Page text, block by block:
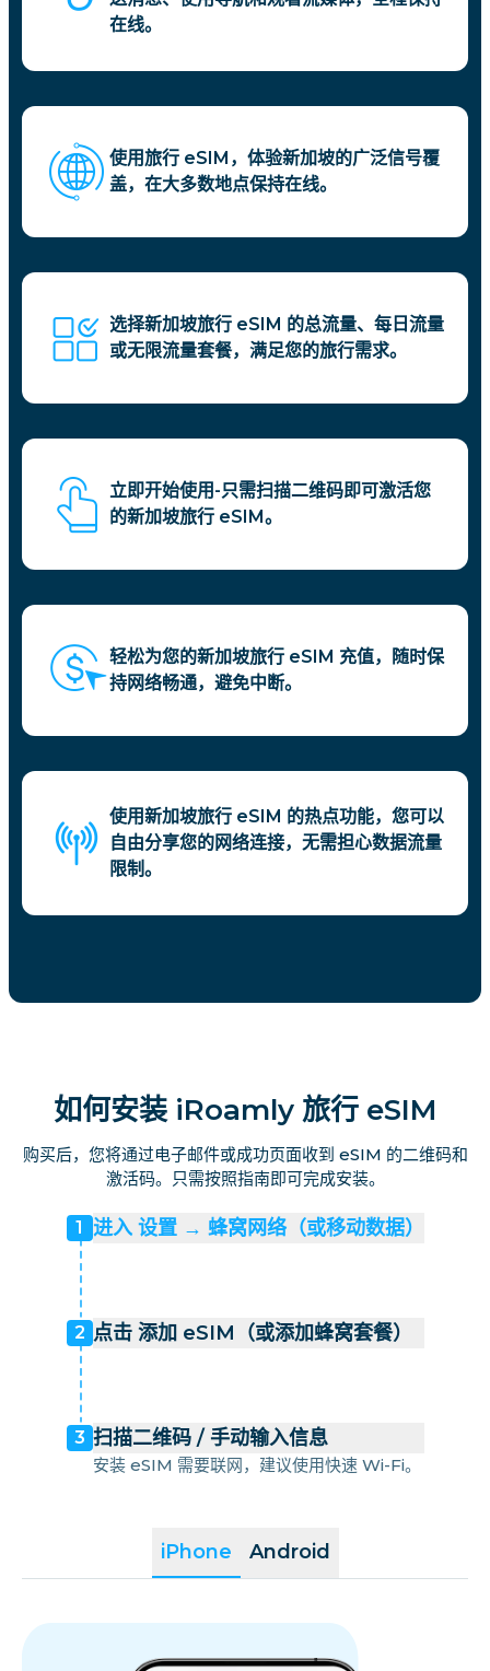
在线。
使用旅行 eSIM，体验新加坡的广泛信号覆
盖，在大多数地点保持在线。
选择新加坡旅行 eSIM 的总流量、每日流量
或无限流量套餐，满足您的旅行需求。
立即开始使用-只需扫描二维码即可激活您
的新加坡旅行 eSIM。
轻松为您的新加坡旅行 eSIM 充值，随时保
持网络畅通，避免中断。
使用新加坡旅行 eSIM 的热点功能，您可以
自由分享您的网络连接，无需担心数据流量
限制。
如何安装 iRoamly 旅行 eSIM
购买后，您将通过电子邮件或成功页面收到 eSIM 的二维码和
激活码。只需按照指南即可完成安装。
iPhone Android
1 进入 设置 → 蜂窝网络（或移动数据）
2 点击 添加 eSIM（或添加蜂窝套餐）
3 扫描二维码 / 手动输入信息
安装 eSIM 需要联网，建议使用快速 Wi-Fi。